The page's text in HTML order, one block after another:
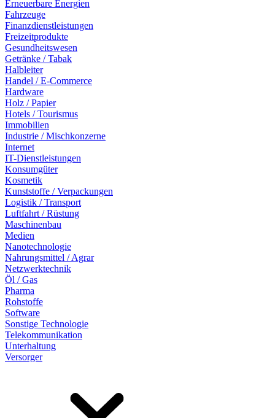
Erneuerbare Energien
Fahrzeuge
Finanzdienstleistungen
Freizeitprodukte
Gesundheitswesen
Getränke / Tabak
Halbleiter
Handel / E-Commerce
Hardware
Holz / Papier
Hotels / Tourismus
Immobilien
Industrie / Mischkonzerne
Internet
IT-Dienstleistungen
Konsumgüter
Kosmetik
Kunststoffe / Verpackungen
Logistik / Transport
Luftfahrt / Rüstung
Maschinenbau
Medien
Nanotechnologie
Nahrungsmittel / Agrar
Netzwerktechnik
Öl / Gas
Pharma
Rohstoffe
Software
Sonstige Technologie
Telekommunikation
Unterhaltung
Versorger